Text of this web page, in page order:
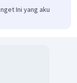
Ini yang aku